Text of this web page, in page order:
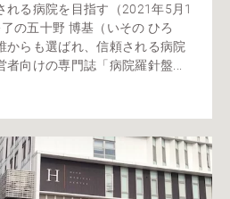
れる病院を目指す（2021年5月1
の五十野 博基（いその ひろ
からも選ばれ、信頼される病院
向けの専門誌「病院羅針盤...